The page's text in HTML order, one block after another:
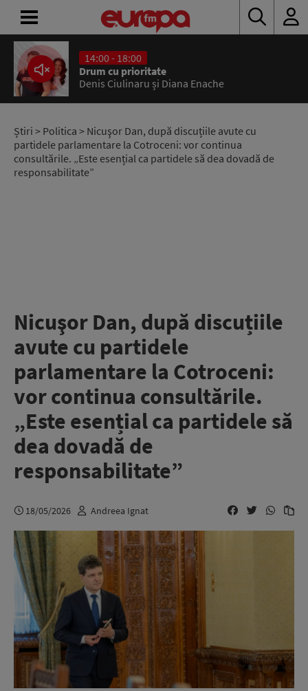
14:00 - 18:00
Drum cu prioritate
Denis Ciulinaru și Diana Enache
Știri > Politica > Nicuşor Dan, după discuțiile avute cu
partidele parlamentare la Cotroceni: vor continua
consultările. „Este esențial ca partidele să dea dovadă de
responsabilitate”
Nicuşor Dan, după discuțiile
avute cu partidele
parlamentare la Cotroceni:
vor continua consultările.
„Este esențial ca partidele să
dea dovadă de
responsabilitate”
18/05/2026 Andreea Ignat
ACASĂ
ȘTIRI
RADIO
CONCURSURI